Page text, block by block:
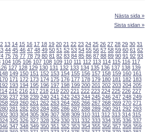
Nästa sida »
Sista sidan »
13 14 15 16 17 18 19 20 21 22 23 24 25 26 27 28 29 30 31
44 45 46 47 48 49 50 51 52 53 54 55 56 57 58 59 60 61 62
75 76 77 78 79 80 81 82 83 84 85 86 87 88 89 90 91 92 93
104 105 106 107 108 109 110 111 112 113 114 115 116 117
127 128 129 130 131 132 133 134 135 136 137 138 139
148 149 150 151 152 153 154 155 156 157 158 159 160 161
170 171 172 173 174 175 176 177 178 179 180 181 182 183
192 193 194 195 196 197 198 199 200 201 202 203 204 205
215 216 217 218 219 220 221 222 223 224 225 226 227
237 238 239 240 241 242 243 244 245 246 247 248 249
259 260 261 262 263 264 265 266 267 268 269 270 271
281 282 283 284 285 286 287 288 289 290 291 292 293
303 304 305 306 307 308 309 310 311 312 313 314 315
325 326 327 328 329 330 331 332 333 334 335 336 337
347 348 349 350 351 352 353 354 355 356 357 358 359